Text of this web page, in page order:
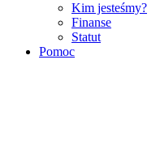
Kim jesteśmy?
Finanse
Statut
Pomoc